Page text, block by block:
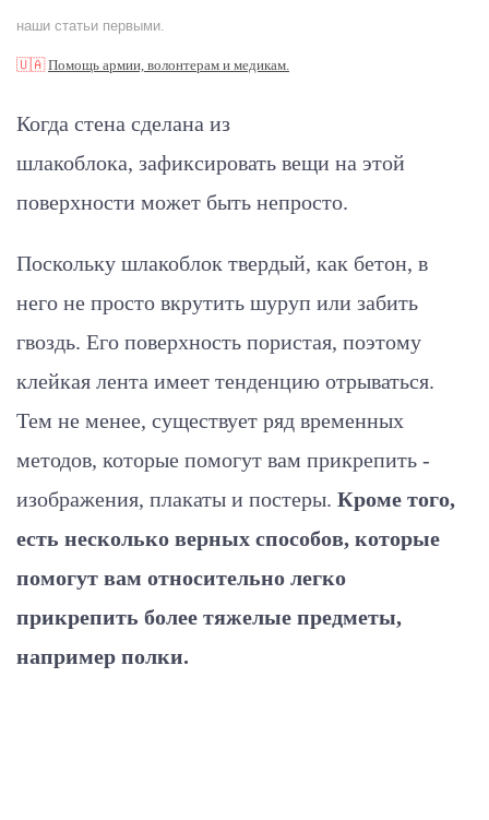
наши статьи первыми.
🇺🇦Помощь армии, волонтерам и медикам.
Когда стена сделана из
шлакоблока, зафиксировать вещи на этой
поверхности может быть непросто.
Поскольку шлакоблок твердый, как бетон, в
него не просто вкрутить шуруп или забить
гвоздь. Его поверхность пористая, поэтому
клейкая лента имеет тенденцию отрываться.
Тем не менее, существует ряд временных
методов, которые помогут вам прикрепить -
изображения, плакаты и постеры. Кроме того,
есть несколько верных способов, которые
помогут вам относительно легко
прикрепить более тяжелые предметы,
например полки.